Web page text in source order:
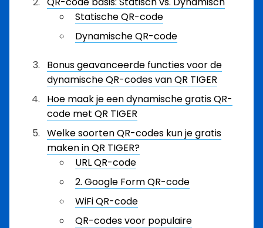
Statische QR-code
Dynamische QR-code
Bonus geavanceerde functies voor de
dynamische QR-codes van QR TIGER
Hoe maak je een dynamische gratis QR-
code met QR TIGER
Welke soorten QR-codes kun je gratis
maken in QR TIGER?
URL QR-code
2. Google Form QR-code
WiFi QR-code
QR-codes voor populaire